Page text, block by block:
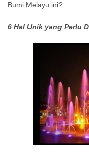
Bumi Melayu ini?
6 Hal Unik yang Perlu